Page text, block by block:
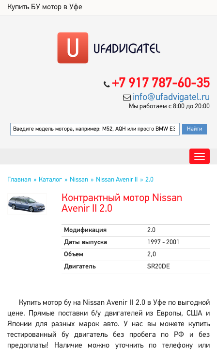
Купить БУ мотор в Уфе
+7 917 787-60-35
info@ufadvigatel.ru
Мы работаем с 8:00 до 20:00
Главная Каталог Nissan Nissan Avenir II 2.0
Контрактный мотор Nissan
Avenir II 2.0
Модификация
2.0
Даты выпуска
1997 - 2001
Объем
2,0
Двигатель
SR20DE
Купить мотор бу на Nissan Avenir II 2.0 в Уфе по выгодной
цене. Прямые поставки б/у двигателей из Европы, США и
Японии для разных марок авто. У нас вы можете купить
тестированный бу двигатель без пробега по РФ и без
предоплаты! Наличие можно уточнить по телефону или